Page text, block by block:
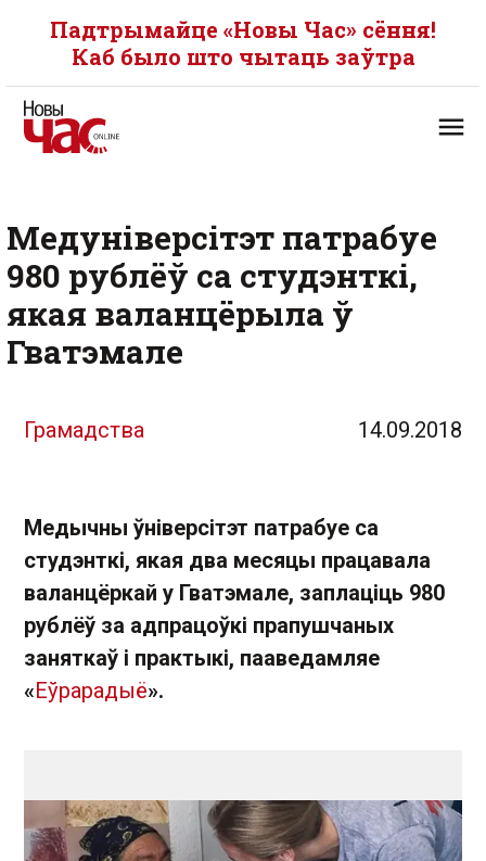
Падтрымайце «Новы Час» сёння!
Каб было што чытаць заўтра
Медуніверсітэт патрабуе
980 рублёў са студэнткі,
якая валанцёрыла ў
Гватэмале
Грамадства 14.09.2018
Медычны ўніверсітэт патрабуе са
студэнткі, якая два месяцы працавала
валанцёркай у Гватэмале, заплаціць 980
рублёў за адпрацоўкі прапушчаных
заняткаў і практыкі, пааведамляе
«Еўрарадыё».